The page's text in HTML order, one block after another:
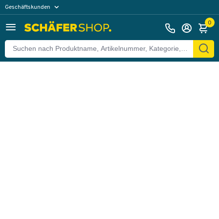
Geschäftskunden
0
Zurück